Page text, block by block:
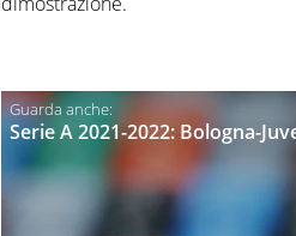
Serie A 2021-2022: Bologna-